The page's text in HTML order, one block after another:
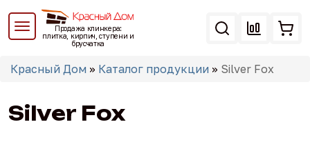
Перейти
основному
Продажа клинкера:
плитка, кирпич, ступени и
брусчатка
Вы
Красный Дом » Каталог продукции » Silver Fox
Silver Fox